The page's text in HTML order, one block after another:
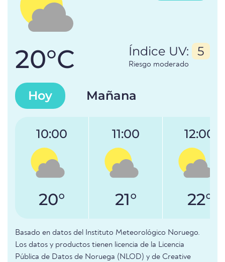
20°C Índice UV: 5
Riesgo moderado
Hoy Mañana
10:00
20°
11:00
21°
12:00
22°
Basado en datos del Instituto Meteorológico Noruego.
Los datos y productos tienen licencia de la Licencia
Pública de Datos de Noruega (NLOD) y de Creative